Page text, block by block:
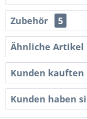
Zubehör 5
Ähnliche Artikel
Kunden kauften
Kunden haben